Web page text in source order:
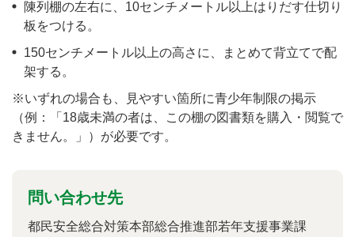
陳列棚の左右に、10センチメートル以上はりだす仕切り
板をつける。
150センチメートル以上の高さに、まとめて背立てで配
架する。
※いずれの場合も、見やすい箇所に青少年制限の掲示
（例：「18歳未満の者は、この棚の図書類を購入・閲覧で
きません。」）が必要です。
問い合わせ先
都民安全総合対策本部総合推進部若年支援事業課